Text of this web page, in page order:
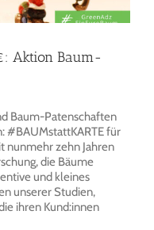
Aktion Baum-
Baum-Patenschaften
#BAUMstattKARTE für
nunmehr zehn Jahren
die Bäume
und kleines
unserer Studien,
ihren Kund:innen